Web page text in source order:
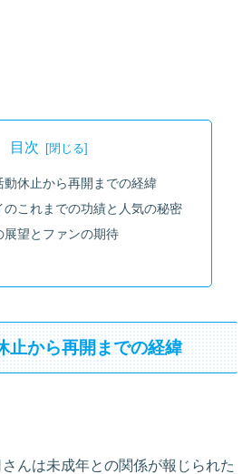
目次
動休止から再開までの経緯
のこれまでの功績と人気の秘密
展望とファンの期待
止から再開までの経緯
んは未成年との関係が報じられた